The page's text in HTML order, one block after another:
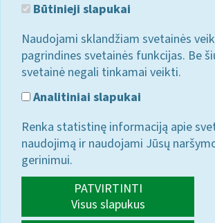
Būtinieji slapukai
Naudojami sklandžiam svetainės
pagrindines svetainės funkcijas. Be
svetainė negali tinkamai veikti.
Analitiniai slapukai
Renka statistinę informaciją apie
naudojimą ir naudojami Jūsų
gerinimui.
PATVIRTINTI
Visus slapukus